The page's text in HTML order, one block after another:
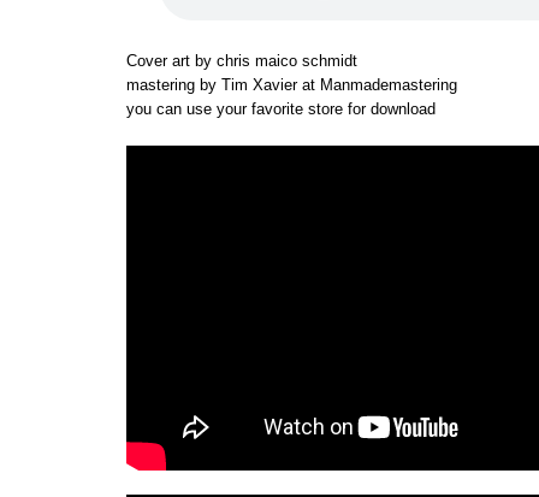
Cover art by chris maico schmidt
mastering by Tim Xavier at Manmademastering
you can use your favorite store for download